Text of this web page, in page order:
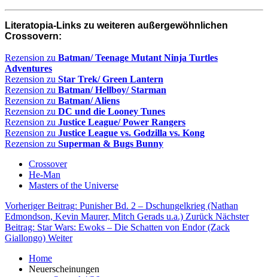
Literatopia-Links zu weiteren außergewöhnlichen
Crossovern:
Rezension zu Batman/ Teenage Mutant Ninja Turtles
Adventures
Rezension zu Star Trek/ Green Lantern
Rezension zu Batman/ Hellboy/ Starman
Rezension zu Batman/ Aliens
Rezension zu DC und die Looney Tunes
Rezension zu Justice League/ Power Rangers
Rezension zu Justice League vs. Godzilla vs. Kong
Rezension zu Superman & Bugs Bunny
Crossover
He-Man
Masters of the Universe
Vorheriger Beitrag: Punisher Bd. 2 – Dschungelkrieg (Nathan
Edmondson, Kevin Maurer, Mitch Gerads u.a.) Zurück Nächster
Beitrag: Star Wars: Ewoks – Die Schatten von Endor (Zack
Giallongo) Weiter
Home
Neuerscheinungen